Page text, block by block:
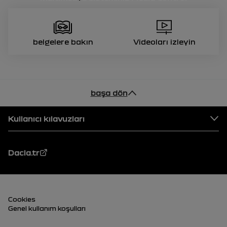
belgelere bakın Videoları izleyin
başa dön
Alt Bilgi
Kullanıcı kılavuzları
Dacia.tr
Alt Bilgi (alt)
Cookies
Genel kullanım koşulları